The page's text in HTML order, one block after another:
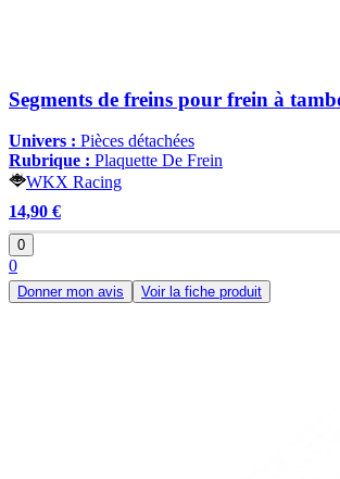
Segments de freins pour frein à
Univers : Pièces détachées
Rubrique : Plaquette De Frein
WKX Racing
14,90 €
0
0
Donner mon avis Voir la fiche produit